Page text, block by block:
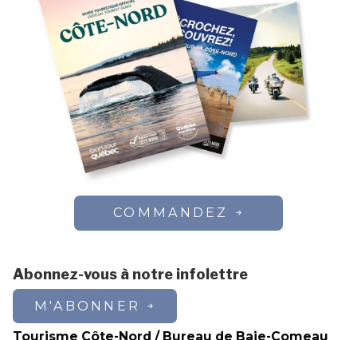
COMMANDEZ
Abonnez-vous à notre infolettre
M'ABONNER
Tourisme Côte-Nord / Bureau de Baie-Comeau